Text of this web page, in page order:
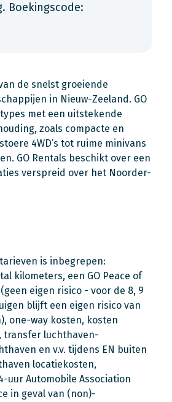
Boekingscode:
de snelst groeiende
in Nieuw-Zeeland. GO
met een uitstekende
zoals compacte en
4WD’s tot ruime minivans
GO Rentals beschikt over een
verspreid over het Noorder-
is inbegrepen:
kilometers, een GO Peace of
eigen risico - voor de 8, 9
blijft een eigen risico van
one-way kosten, kosten
transfer luchthaven-
en v.v. tijdens EN buiten
locatiekosten,
uur Automobile Association
in geval van (non)-